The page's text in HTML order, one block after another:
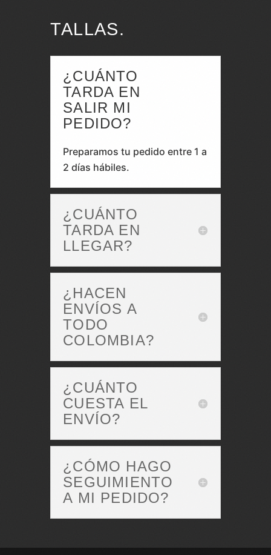
TALLAS.
¿CUÁNTO
TARDA EN
SALIR MI
PEDIDO?
Preparamos tu pedido entre 1 a
2 días hábiles.
¿CUÁNTO
TARDA EN
LLEGAR?
¿HACEN
ENVÍOS A
TODO
COLOMBIA?
¿CUÁNTO
CUESTA EL
ENVÍO?
¿CÓMO HAGO
SEGUIMIENTO
A MI PEDIDO?